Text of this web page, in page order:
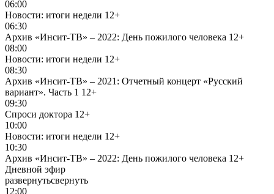
06:00
Новости: итоги недели 12+
06:30
Архив «Инсит-ТВ» – 2022: День пожилого человека 12+
08:00
Новости: итоги недели 12+
08:30
Архив «Инсит-ТВ» – 2021: Отчетный концерт «Русский
вариант». Часть 1 12+
09:30
Спроси доктора 12+
10:00
Новости: итоги недели 12+
10:30
Архив «Инсит-ТВ» – 2022: День пожилого человека 12+
Дневной эфир
развернутьсвернуть
12:00